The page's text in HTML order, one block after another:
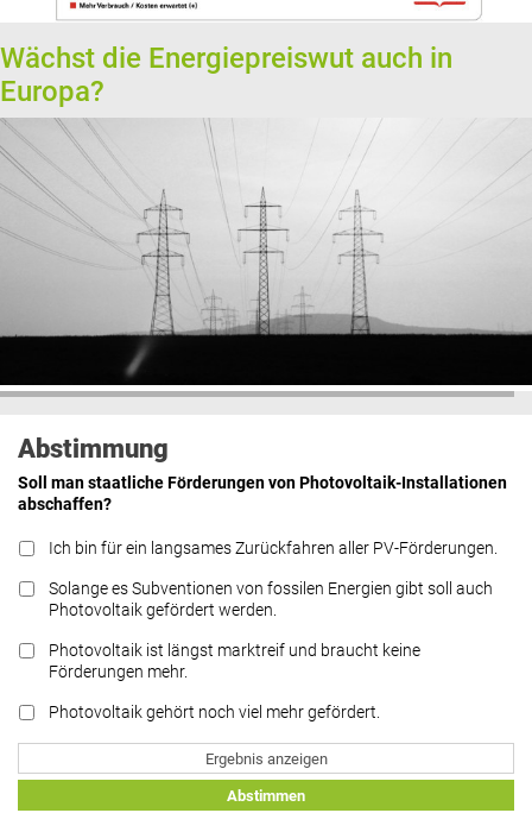
Wächst die Energiepreiswut auch in
Europa?
Abstimmung
Soll man staatliche Förderungen von Photovoltaik-Installationen
abschaffen?
Ich bin für ein langsames Zurückfahren aller PV-Förderungen.
Solange es Subventionen von fossilen Energien gibt soll auch
Photovoltaik gefördert werden.
Photovoltaik ist längst marktreif und braucht keine
Förderungen mehr.
Photovoltaik gehört noch viel mehr gefördert.
Ergebnis anzeigen
Abstimmen